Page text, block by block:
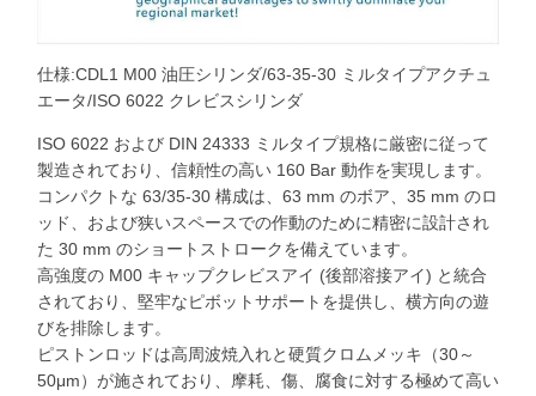
仕様:CDL1 M00 油圧シリンダ/63-35-30 ミルタイプアクチュ
エータ/ISO 6022 クレビスシリンダ
ISO 6022 および DIN 24333 ミルタイプ規格に厳密に従って
製造されており、信頼性の高い 160 Bar 動作を実現します。
コンパクトな 63/35-30 構成は、63 mm のボア、35 mm のロ
ッド、および狭いスペースでの作動のために精密に設計され
た 30 mm のショートストロークを備えています。
高強度の M00 キャップクレビスアイ (後部溶接アイ) と統合
されており、堅牢なピボットサポートを提供し、横方向の遊
びを排除します。
ピストンロッドは高周波焼入れと硬質クロムメッキ（30～
50μm）が施されており、摩耗、傷、腐食に対する極めて高い